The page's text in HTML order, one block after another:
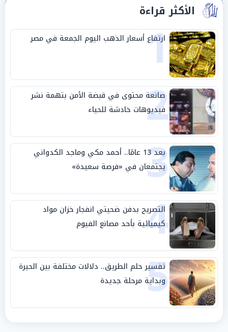
الأكثر قراءة
1
ارتفاع أسعار الذهب اليوم الجمعة في مصر
2
صانعة محتوى في قبضة الأمن بتهمة نشر
فيديوهات خادشة للحياء
3 بعد 13 عامًا.. أحمد مكي وماجد الكدواني
يجتمعان في «فرصة سعيدة»
4
التصريح بدفن ضحيتي انفجار خزان مواد
كيميائية بأحد مصانع الفيوم
5
تفسير حلم الطريق.. دلالات مختلفة بين الحيرة
وبداية مرحلة جديدة